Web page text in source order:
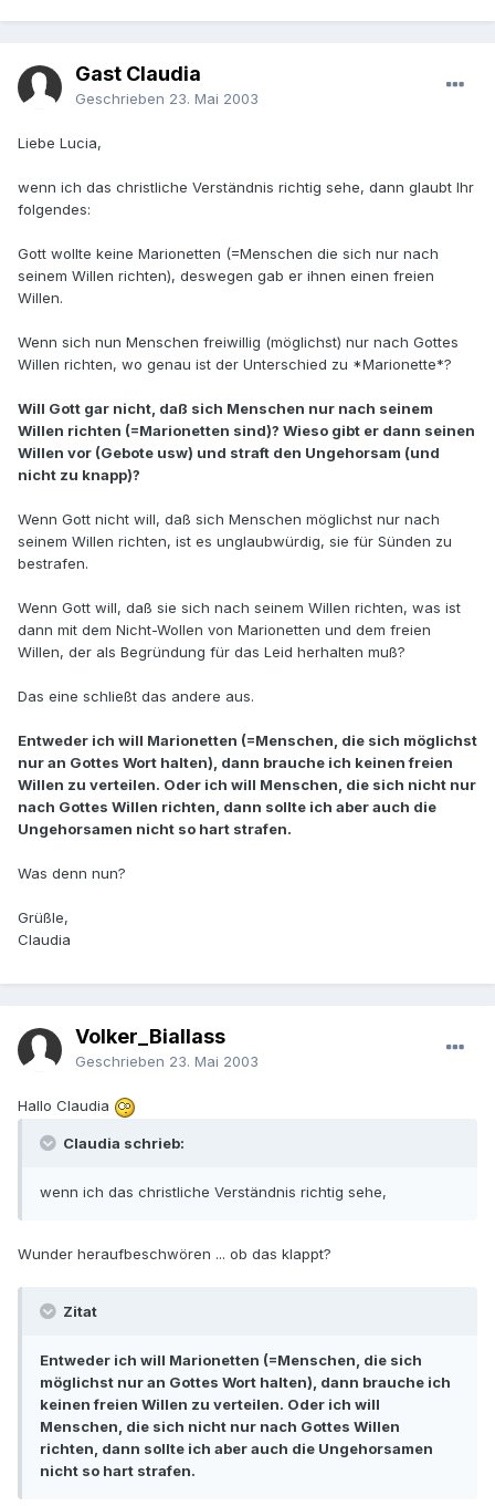
Gast Claudia
Geschrieben 23. Mai 2003
Liebe Lucia,
wenn ich das christliche Verständnis richtig sehe, dann glaubt Ihr
folgendes:
Gott wollte keine Marionetten (=Menschen die sich nur nach
seinem Willen richten), deswegen gab er ihnen einen freien
Willen.
Wenn sich nun Menschen freiwillig (möglichst) nur nach Gottes
Willen richten, wo genau ist der Unterschied zu *Marionette*?
Will Gott gar nicht, daß sich Menschen nur nach seinem
Willen richten (=Marionetten sind)? Wieso gibt er dann seinen
Willen vor (Gebote usw) und straft den Ungehorsam (und
nicht zu knapp)?
Wenn Gott nicht will, daß sich Menschen möglichst nur nach
seinem Willen richten, ist es unglaubwürdig, sie für Sünden zu
bestrafen.
Wenn Gott will, daß sie sich nach seinem Willen richten, was ist
dann mit dem Nicht-Wollen von Marionetten und dem freien
Willen, der als Begründung für das Leid herhalten muß?
Das eine schließt das andere aus.
Entweder ich will Marionetten (=Menschen, die sich möglichst
nur an Gottes Wort halten), dann brauche ich keinen freien
Willen zu verteilen. Oder ich will Menschen, die sich nicht nur
nach Gottes Willen richten, dann sollte ich aber auch die
Ungehorsamen nicht so hart strafen.
Was denn nun?
Grüßle,
Claudia
Volker_Biallass
Geschrieben 23. Mai 2003
Hallo Claudia
Claudia schrieb:
wenn ich das christliche Verständnis richtig sehe,
Wunder heraufbeschwören ... ob das klappt?
Zitat
Entweder ich will Marionetten (=Menschen, die sich
möglichst nur an Gottes Wort halten), dann brauche ich
keinen freien Willen zu verteilen. Oder ich will
Menschen, die sich nicht nur nach Gottes Willen
richten, dann sollte ich aber auch die Ungehorsamen
nicht so hart strafen.